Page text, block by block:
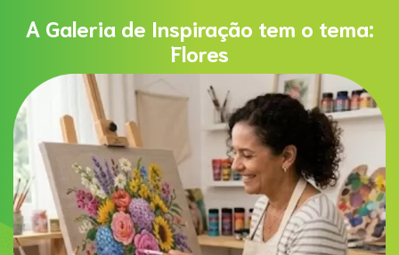
A Galeria de Inspiração tem o tema:
Flores